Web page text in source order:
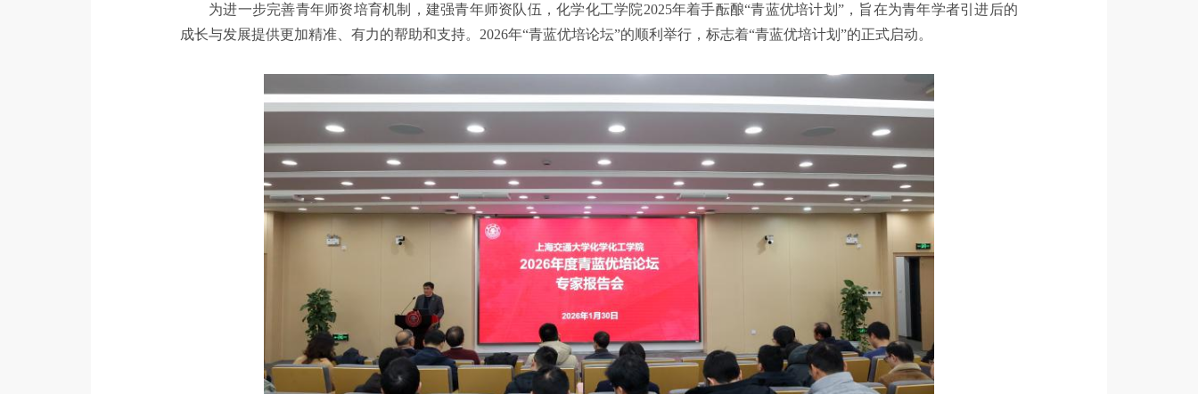
为进一步完善青年师资培育机制，建强青年师资队伍，化学化工学院2025年着手酝酿“青蓝优培计划”，旨在为青年学者引进后的
成长与发展提供更加精准、有力的帮助和支持。2026年“青蓝优培论坛”的顺利举行，标志着“青蓝优培计划”的正式启动。